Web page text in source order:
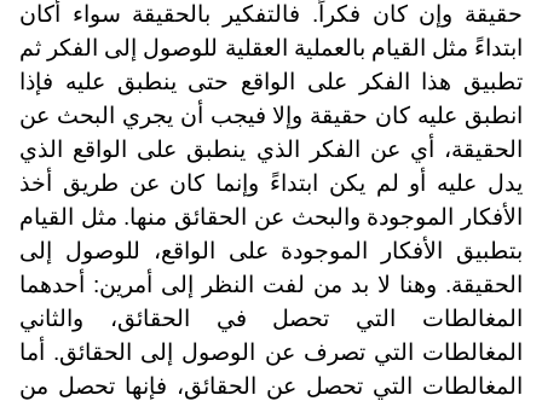
حقيقة وإن كان فكراً. فالتفكير بالحقيقة سواء أكان
ابتداءً مثل القيام بالعملية العقلية للوصول إلى الفكر ثم
تطبيق هذا الفكر على الواقع حتى ينطبق عليه فإذا
انطبق عليه كان حقيقة وإلا فيجب أن يجري البحث عن
الحقيقة، أي عن الفكر الذي ينطبق على الواقع الذي
يدل عليه أو لم يكن ابتداءً وإنما كان عن طريق أخذ
الأفكار الموجودة والبحث عن الحقائق منها. مثل القيام
بتطبيق الأفكار الموجودة على الواقع، للوصول إلى
الحقيقة. وهنا لا بد من لفت النظر إلى أمرين: أحدهما
المغالطات التي تحصل في الحقائق، والثاني
المغالطات التي تصرف عن الوصول إلى الحقائق. أما
المغالطات التي تحصل عن الحقائق، فإنها تحصل من